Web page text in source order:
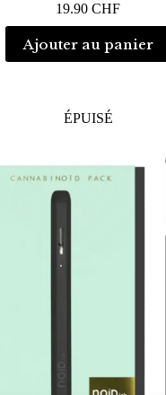
19.90CHF
Ajouter au panier
ÉPUISÉ